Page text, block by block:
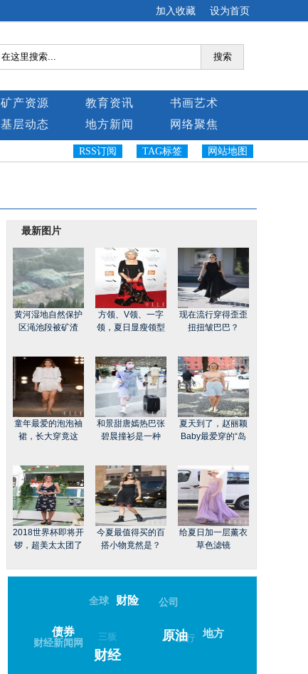
设为首页
加入收藏
搜索
矿产资源 教育资讯
书画艺术
基层动态 地方新闻
网络聚焦
网站地图
TAG标签
RSS订阅
最新图片
黄河湿地自然保护
区渑池段被矿渣
方领、V领、一字
领，夏日显瘦领型
现在流行穿得歪歪
扭扭皱巴巴？
童年最爱的泡泡袖
裙，长大穿竟这
和景甜唐嫣热巴张
碧晨撞衫是一种
夏天到了，赵丽颖
Baby最爱穿的“岛
2018世界杯即将开
锣，超美太太团了
今夏最值得买的百
搭小物竟然是？
给夏日加一层薰衣
草色滤镜
财经
债券
财经新闻网 原油
财险
全球
三板 地方
公司
发行